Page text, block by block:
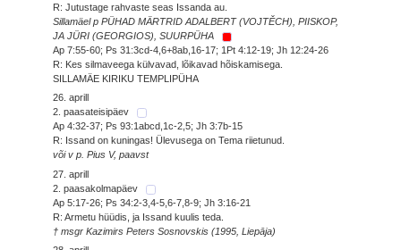
R: Jutustage rahvaste seas Issanda au.
Sillamäel p PÜHAD MÄRTRID ADALBERT (VOJTĚCH), PIISKOP,
JA JÜRI (GEORGIOS), SUURPÜHA
Ap 7:55-60; Ps 31:3cd-4,6+8ab,16-17; 1Pt 4:12-19; Jh 12:24-26
R: Kes silmaveega külvavad, lõikavad hõiskamisega.
SILLAMÄE KIRIKU TEMPLIPÜHA
26. aprill
2. paasateisipäev
Ap 4:32-37; Ps 93:1abcd,1c-2,5; Jh 3:7b-15
R: Issand on kuningas! Ülevusega on Tema riietunud.
või v p. Pius V, paavst
27. aprill
2. paasakolmapäev
Ap 5:17-26; Ps 34:2-3,4-5,6-7,8-9; Jh 3:16-21
R: Armetu hüüdis, ja Issand kuulis teda.
† msgr Kazimirs Peters Sosnovskis (1995, Liepāja)